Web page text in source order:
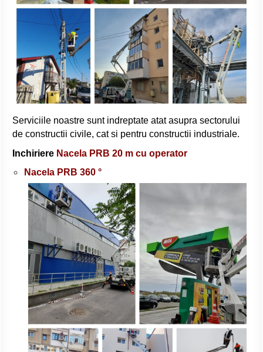
Serviciile noastre sunt indreptate atat asupra sectorului
de constructii civile, cat si pentru constructii industriale.
Inchiriere Nacela PRB 20 m cu operator
Nacela PRB 360 °